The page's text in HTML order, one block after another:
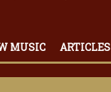
MUSIC ARTICLES